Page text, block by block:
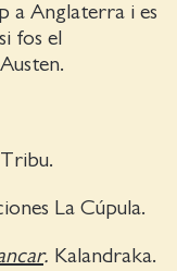
a Anglaterra i es
fos el
La Cúpula.
. Kalandraka.